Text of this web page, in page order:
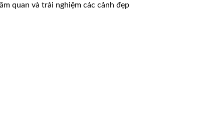
quan và trải nghiệm các cảnh đẹp